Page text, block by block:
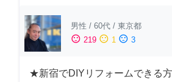
男性 / 60代 / 東京都
sentiment_satisfied 219 sentiment_neutral 1 sentiment_dissatisfied 3
★新宿でDIYリフォームできる